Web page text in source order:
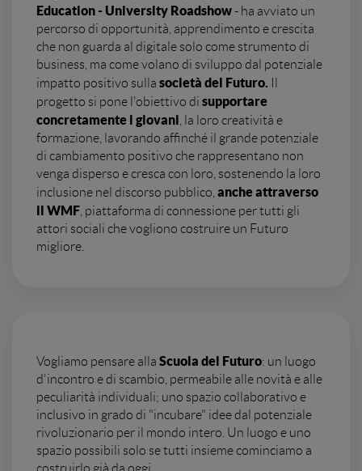
Education - University Roadshow- ha avviato un
percorso di opportunità, apprendimento e crescita
che non guarda al digitale solo come strumento di
business, ma come volano di sviluppo dal potenziale
impatto positivo sulla società del Futuro.
progetto si pone l'obiettivo di supportare
concretamente i giovani , la loro creatività e
formazione, lavorando affinché il grande potenziale
di cambiamento positivo che rappresentano non
venga disperso e cresca con loro, sostenendo la loro
inclusione nel discorso pubblico, anche attraverso
il WMF , piattaforma di connessione per tutti gli
attori sociali che vogliono costruire un Futuro
migliore.
Vogliamo pensare alla Scuola del Futuro: un luogo
d'incontro e di scambio, permeabile alle novità e alle
peculiarità individuali; uno spazio collaborativo e
inclusivo in grado di "incubare" idee dal potenziale
rivoluzionario per il mondo intero. Un luogo e uno
spazio possibili solo se tutti insieme cominciamo a
costruirlo già da oggi.